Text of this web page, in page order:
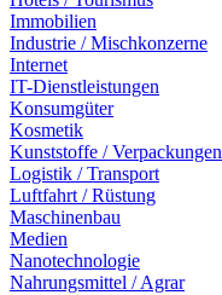
Immobilien
Industrie / Mischkonzerne
Internet
IT-Dienstleistungen
Konsumgüter
Kosmetik
Kunststoffe / Verpackungen
Logistik / Transport
Luftfahrt / Rüstung
Maschinenbau
Medien
Nanotechnologie
Nahrungsmittel / Agrar